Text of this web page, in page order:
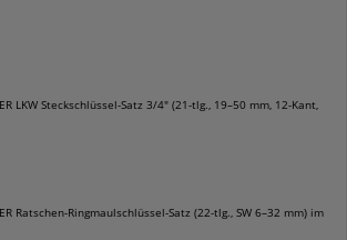
LKW Steckschlüssel-Satz 3/4" (21-tlg., 19–50 mm, 12-Kant,
Ratschen-Ringmaulschlüssel-Satz (22-tlg., SW 6–32 mm) im